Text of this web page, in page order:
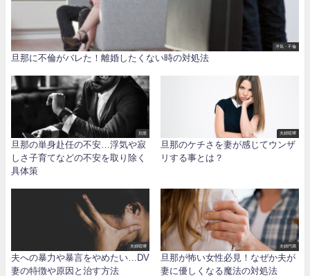
浮気・不倫
旦那に不倫がバレた！離婚したくない時の対処法
別居
旦那の単身赴任の不安…浮気や寂
しさ子育てなどの不安を取り除く
具体策
夫婦喧嘩
旦那のケチさを妻が感じてウンザ
リする事とは？
夫婦喧嘩
夫への暴力や暴言をやめたい…DV
妻の特徴や原因と治す方法
夫婦円満
旦那が怖い女性必見！なぜか夫が
妻に優しくなる魔法の対処法